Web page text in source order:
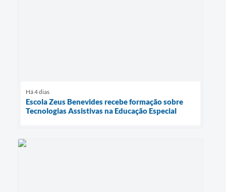
Há 4 dias
Escola Zeus Benevides recebe formação sobre
Tecnologias Assistivas na Educação Especial